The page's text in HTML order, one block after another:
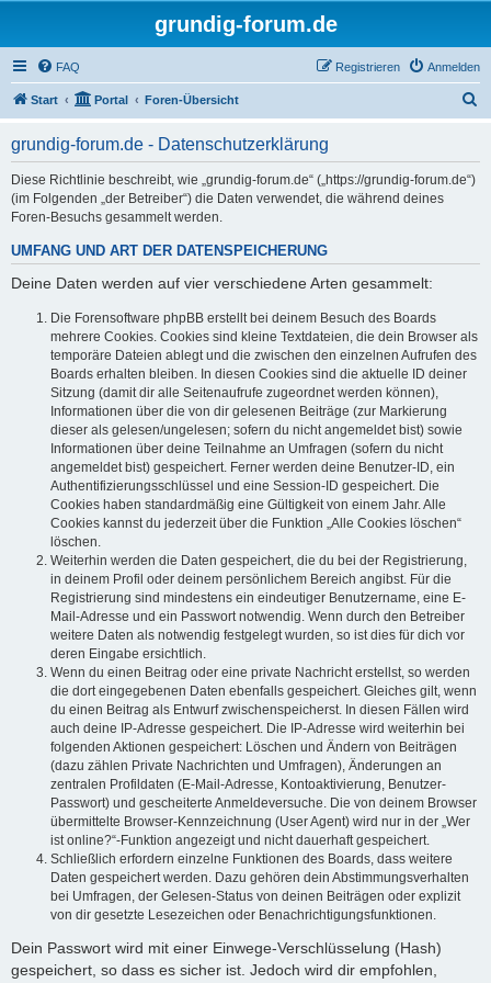
grundig-forum.de
FAQ Anmelden
Registrieren
Start Portal Foren-Übersicht
grundig-forum.de - Datenschutzerklärung
Diese Richtlinie beschreibt, wie „grundig-forum.de“ („https://grundig-forum.de“)
(im Folgenden „der Betreiber“) die Daten verwendet, die während deines
Foren-Besuchs gesammelt werden.
UMFANG UND ART DER DATENSPEICHERUNG
Deine Daten werden auf vier verschiedene Arten gesammelt:
Die Forensoftware phpBB erstellt bei deinem Besuch des Boards
mehrere Cookies. Cookies sind kleine Textdateien, die dein Browser als
temporäre Dateien ablegt und die zwischen den einzelnen Aufrufen des
Boards erhalten bleiben. In diesen Cookies sind die aktuelle ID deiner
Sitzung (damit dir alle Seitenaufrufe zugeordnet werden können),
Informationen über die von dir gelesenen Beiträge (zur Markierung
dieser als gelesen/ungelesen; sofern du nicht angemeldet bist) sowie
Informationen über deine Teilnahme an Umfragen (sofern du nicht
angemeldet bist) gespeichert. Ferner werden deine Benutzer-ID, ein
Authentifizierungsschlüssel und eine Session-ID gespeichert. Die
Cookies haben standardmäßig eine Gültigkeit von einem Jahr. Alle
Cookies kannst du jederzeit über die Funktion „Alle Cookies löschen“
löschen.
Weiterhin werden die Daten gespeichert, die du bei der Registrierung,
in deinem Profil oder deinem persönlichem Bereich angibst. Für die
Registrierung sind mindestens ein eindeutiger Benutzername, eine E-
Mail-Adresse und ein Passwort notwendig. Wenn durch den Betreiber
weitere Daten als notwendig festgelegt wurden, so ist dies für dich vor
deren Eingabe ersichtlich.
Wenn du einen Beitrag oder eine private Nachricht erstellst, so werden
die dort eingegebenen Daten ebenfalls gespeichert. Gleiches gilt, wenn
du einen Beitrag als Entwurf zwischenspeicherst. In diesen Fällen wird
auch deine IP-Adresse gespeichert. Die IP-Adresse wird weiterhin bei
folgenden Aktionen gespeichert: Löschen und Ändern von Beiträgen
(dazu zählen Private Nachrichten und Umfragen), Änderungen an
zentralen Profildaten (E-Mail-Adresse, Kontoaktivierung, Benutzer-
Passwort) und gescheiterte Anmeldeversuche. Die von deinem Browser
übermittelte Browser-Kennzeichnung (User Agent) wird nur in der „Wer
ist online?“-Funktion angezeigt und nicht dauerhaft gespeichert.
Schließlich erfordern einzelne Funktionen des Boards, dass weitere
Daten gespeichert werden. Dazu gehören dein Abstimmungsverhalten
bei Umfragen, der Gelesen-Status von deinen Beiträgen oder explizit
von dir gesetzte Lesezeichen oder Benachrichtigungsfunktionen.
Dein Passwort wird mit einer Einwege-Verschlüsselung (Hash)
gespeichert, so dass es sicher ist. Jedoch wird dir empfohlen,